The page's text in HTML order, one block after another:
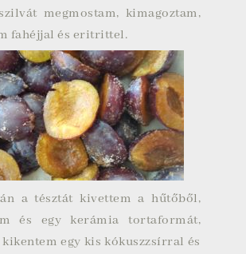
megmostam, kimagoztam,
fahéjjal és eritrittel.
a tésztát kivettem a hűtőből,
és egy kerámia tortaformát,
egy kis kókuszzsírral és